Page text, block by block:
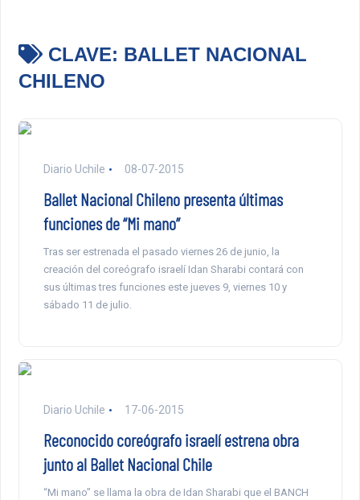
CLAVE: BALLET NACIONAL
CHILENO
Diario Uchile 08-07-2015
Ballet Nacional Chileno presenta últimas
funciones de “Mi mano”
Tras ser estrenada el pasado viernes 26 de junio, la
creación del coreógrafo israelí Idan Sharabi contará con
sus últimas tres funciones este jueves 9, viernes 10 y
sábado 11 de julio.
Diario Uchile 17-06-2015
Reconocido coreógrafo israelí estrena obra
junto al Ballet Nacional Chile
“Mi mano” se llama la obra de Idan Sharabi que el BANCH